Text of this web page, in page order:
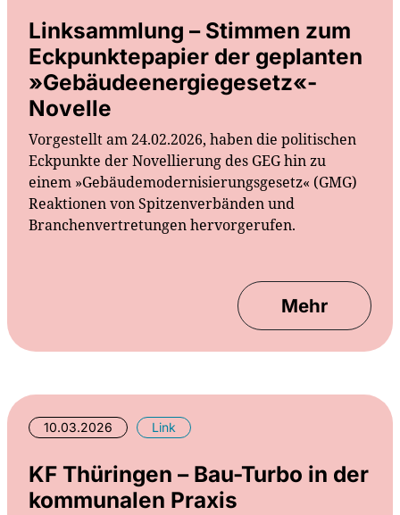
Linksammlung – Stimmen zum
Eckpunktepapier der geplanten
»Gebäudeenergiegesetz«-
Novelle
Vorgestellt am 24.02.2026, haben die politischen
Eckpunkte der Novellierung des GEG hin zu
einem »Gebäudemodernisierungsgesetz« (GMG)
Reaktionen von Spitzenverbänden und
Branchenvertretungen hervorgerufen.
Mehr
10.03.2026 Link
KF Thüringen – Bau-Turbo in der
kommunalen Praxis